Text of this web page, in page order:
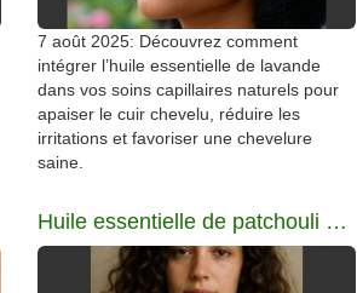
7 août 2025: Découvrez comment
intégrer l’huile essentielle de lavande
dans vos soins capillaires naturels pour
apaiser le cuir chevelu, réduire les
irritations et favoriser une chevelure
saine.
Huile essentielle de patchouli pour équilibrer le cuir chevelu